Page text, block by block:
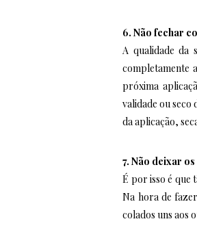
6. Não fechar
A qualidade da
completamente
próxima
validade ou
da aplicação,
7. Não deixar
É por isso é que
Na hora de
colados uns aos